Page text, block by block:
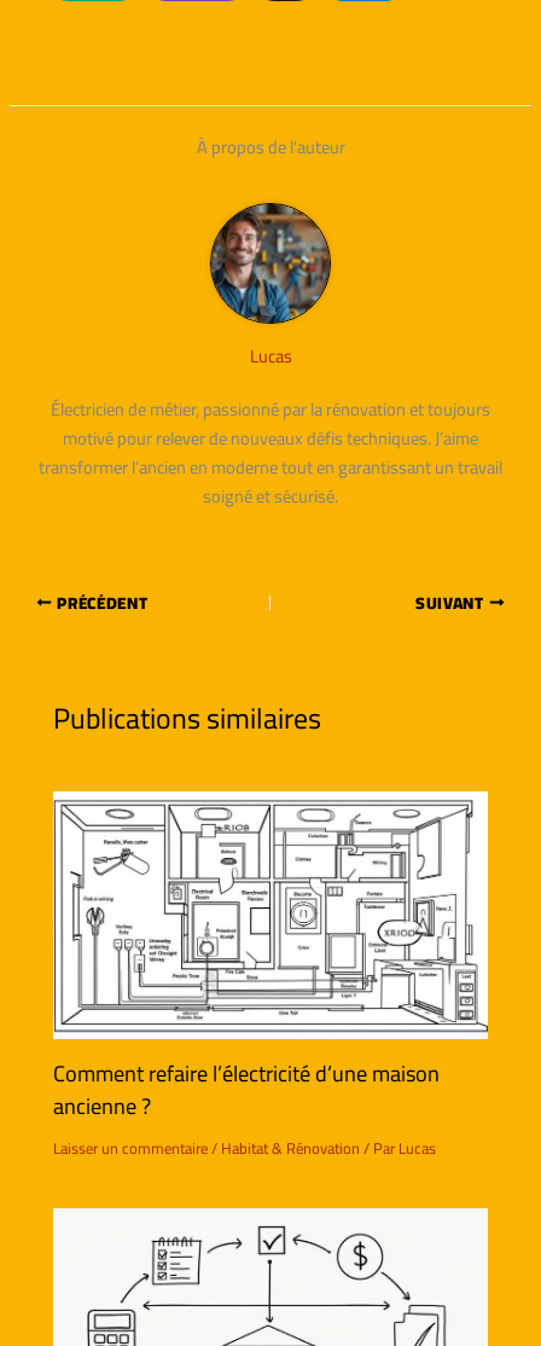
À propos de l'auteur
Lucas
Électricien de métier, passionné par la rénovation et toujours
motivé pour relever de nouveaux défis techniques. J’aime
transformer l’ancien en moderne tout en garantissant un travail
soigné et sécurisé.
PRÉCÉDENT SUIVANT
Publications similaires
Comment refaire l’électricité d’une maison
ancienne ?
Laisser un commentaire/Habitat & Rénovation/ ParLucas